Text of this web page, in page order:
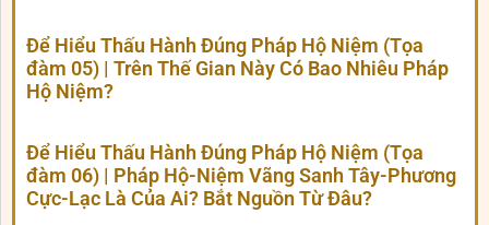
Để Hiểu Thấu Hành Đúng Pháp Hộ Niệm (Tọa
đàm 05) | Trên Thế Gian Này Có Bao Nhiêu Pháp
Hộ Niệm?
Để Hiểu Thấu Hành Đúng Pháp Hộ Niệm (Tọa
đàm 06) | Pháp Hộ-Niệm Vãng Sanh Tây-Phương
Cực-Lạc Là Của Ai? Bắt Nguồn Từ Đâu?